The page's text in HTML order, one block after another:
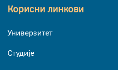
Корисни линкови
Универзитет
Студије